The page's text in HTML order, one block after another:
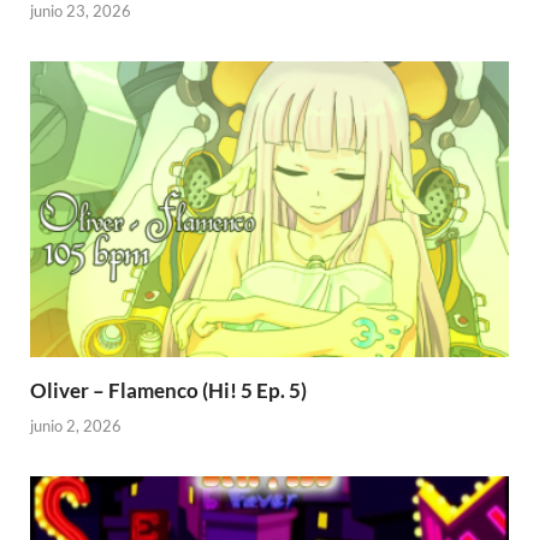
junio 23, 2026
Oliver – Flamenco (Hi! 5 Ep. 5)
junio 2, 2026